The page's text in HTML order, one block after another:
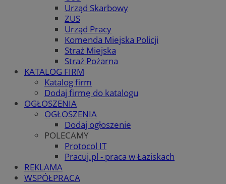
Urząd Skarbowy
ZUS
Urząd Pracy
Komenda Miejska Policji
Straż Miejska
Straż Pożarna
KATALOG FIRM
Katalog firm
Dodaj firmę do katalogu
OGŁOSZENIA
OGŁOSZENIA
Dodaj ogłoszenie
POLECAMY
Protocol IT
Pracuj.pl - praca w Łaziskach
REKLAMA
WSPÓŁPRACA